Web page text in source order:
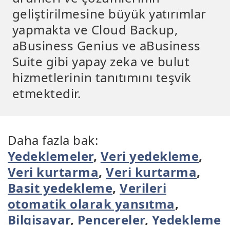
geliştirilmesine büyük yatırımlar
yapmakta ve Cloud Backup,
aBusiness Genius ve aBusiness
Suite gibi yapay zeka ve bulut
hizmetlerinin tanıtımını teşvik
etmektedir.
Daha fazla bak:
Yedeklemeler, Veri yedekleme,
Veri kurtarma,Veri kurtarma,
Basit yedekleme,Verileri
otomatik olarak yansıtma,
Bilgisayar, Pencereler, Yedekleme